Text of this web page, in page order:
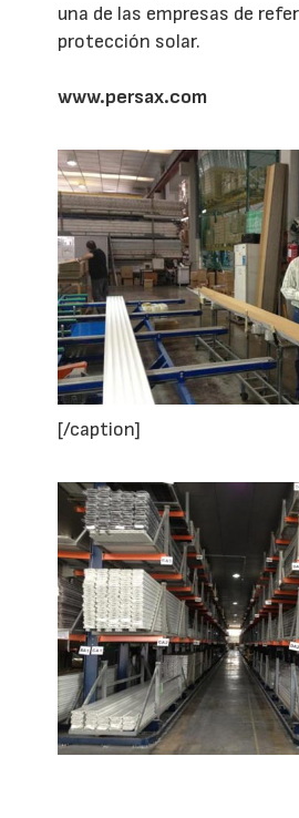
una de las empresas de
protección solar.
www.persax.com
[/caption]